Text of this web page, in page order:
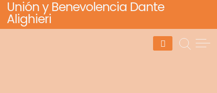
SkipUnión y Benevolencia Dante
Alighieri